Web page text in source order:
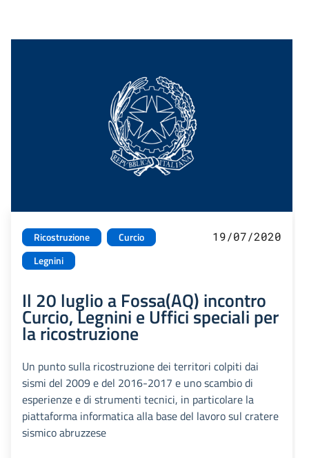
Ricostruzione
Curcio
Legnini
19/07/2020
Il 20 luglio a Fossa(AQ) incontro
Curcio, Legnini e Uffici speciali per
la ricostruzione
Un punto sulla ricostruzione dei territori colpiti dai
sismi del 2009 e del 2016-2017 e uno scambio di
esperienze e di strumenti tecnici, in particolare la
piattaforma informatica alla base del lavoro sul cratere
sismico abruzzese